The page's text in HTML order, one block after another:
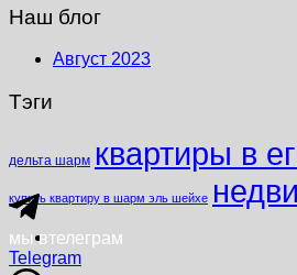
Наш блог
Август 2023
Тэги
дельта шарм квартиры в
купить квартиру в шарм эль шейхе
мы втелеграм
Telegram